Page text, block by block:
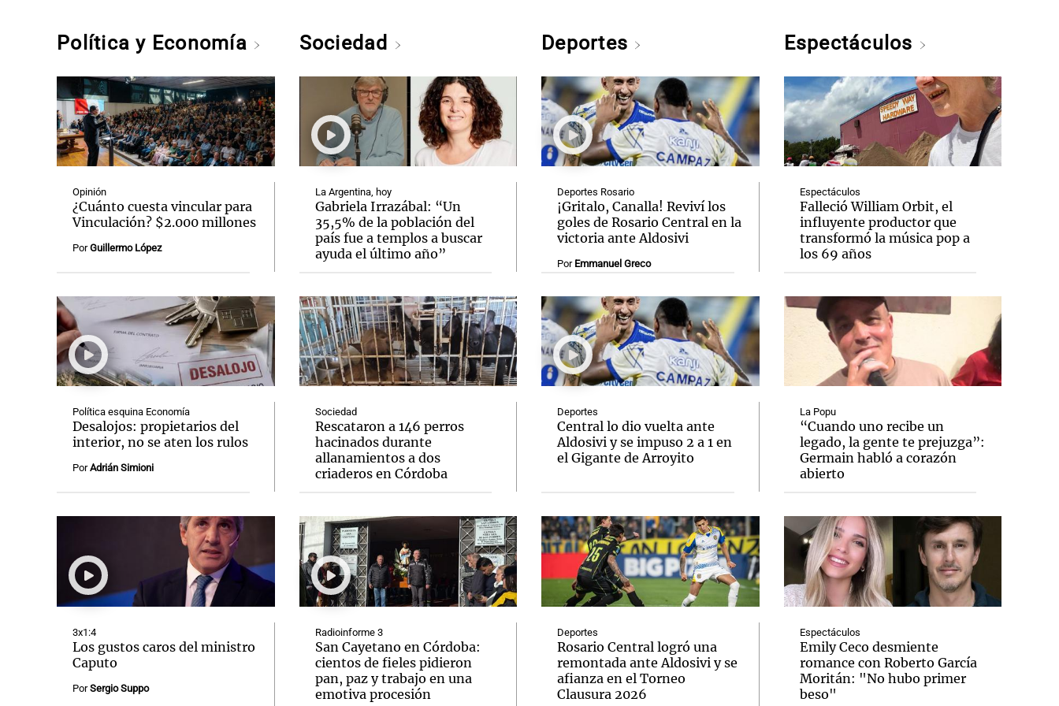
Política y Economía
Opinión
¿Cuánto cuesta vincular para
Vinculación? $2.000 millones
PorGuillermo López
Política esquina Economía
Desalojos: propietarios del
interior, no se aten los rulos
PorAdrián Simioni
3x1:4
Los gustos caros del ministro
Caputo
PorSergio Suppo
Sociedad
La Argentina, hoy
Gabriela Irrazábal: “Un
35,5% de la población del
país fue a templos a buscar
ayuda el último año”
Sociedad
Rescataron a 146 perros
hacinados durante
allanamientos a dos
criaderos en Córdoba
Radioinforme 3
San Cayetano en Córdoba:
cientos de fieles pidieron
pan, paz y trabajo en una
emotiva procesión
Deportes
Deportes Rosario
¡Gritalo, Canalla! Reviví los
goles de Rosario Central en la
victoria ante Aldosivi
Por Emmanuel Greco
Deportes
Central lo dio vuelta ante
Aldosivi y se impuso 2 a 1 en
el Gigante de Arroyito
Deportes
Rosario Central logró una
remontada ante Aldosivi y se
afianza en el Torneo
Clausura 2026
Espectáculos
Espectáculos
Falleció William Orbit, el
influyente productor que
transformó la música pop a
los 69 años
La Popu
“Cuando uno recibe un
legado, la gente te prejuzga”:
Germain habló a corazón
abierto
Espectáculos
Emily Ceco desmiente
romance con Roberto García
Moritán: "No hubo primer
beso"
Notas
El huracán de Arequito
Notas
Cadena 3 en Groenlandia
Notas